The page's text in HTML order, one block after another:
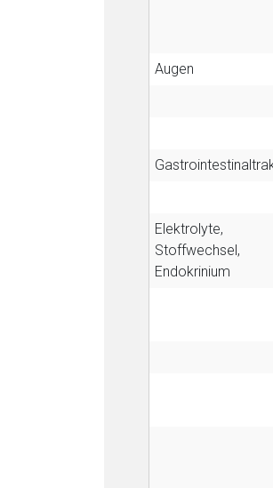
Augen
Elektrolyte,
Stoffwechsel,
Endokrinium